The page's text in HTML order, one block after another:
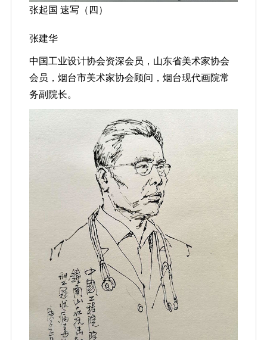
张起国 速写（四）
张建华
中国工业设计协会资深会员，山东省美术家协会
会员，烟台市美术家协会顾问，烟台现代画院常
务副院长。